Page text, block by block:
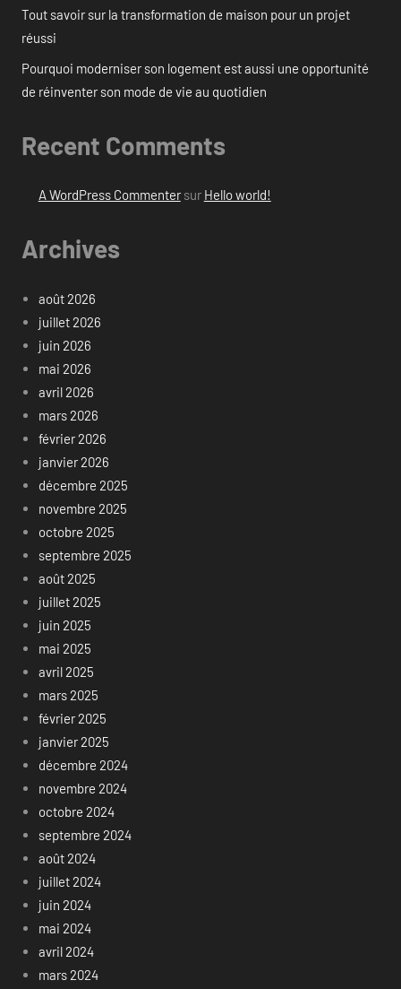
Tout savoir sur la transformation de maison pour un projet
réussi
Pourquoi moderniser son logement est aussi une opportunité
de réinventer son mode de vie au quotidien
Recent Comments
A WordPress Commentersur Hello world!
Archives
août 2026
juillet 2026
juin 2026
mai 2026
avril 2026
mars 2026
février 2026
janvier 2026
décembre 2025
novembre 2025
octobre 2025
septembre 2025
août 2025
juillet 2025
juin 2025
mai 2025
avril 2025
mars 2025
février 2025
janvier 2025
décembre 2024
novembre 2024
octobre 2024
septembre 2024
août 2024
juillet 2024
juin 2024
mai 2024
avril 2024
mars 2024